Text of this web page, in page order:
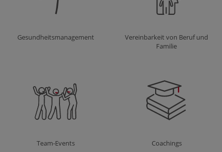
Gesundheitsmanagement
Vereinbarkeit von Beruf und
Familie
Team-Events Coachings